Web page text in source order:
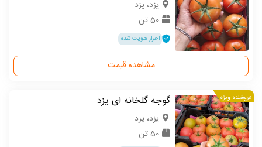
یزد، یزد
50 تن
احراز هویت شده
مشاهده قیمت
فروشنده ویژه گوجه گلخانه ای یزد
یزد، یزد
50 تن